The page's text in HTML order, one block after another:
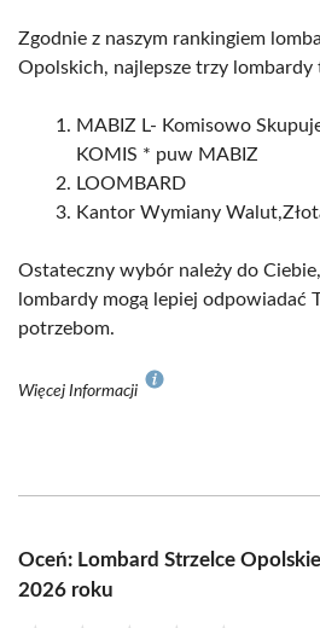
Zgodnie z naszym rankingiem
Opolskich, najlepsze trzy lombardy
MABIZ L- Komisowo
KOMIS * puw MABIZ
LOOMBARD
Kantor Wymiany
Ostateczny wybór należy do
lombardy mogą lepiej odpowiadać
potrzebom.
Więcej Informacji
Oceń: Lombard Strzelce
2026 roku